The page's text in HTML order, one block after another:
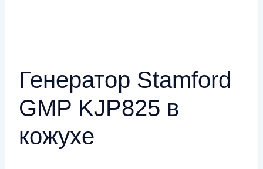
Генератор Stamford
GMP KJP825 в
кожухе